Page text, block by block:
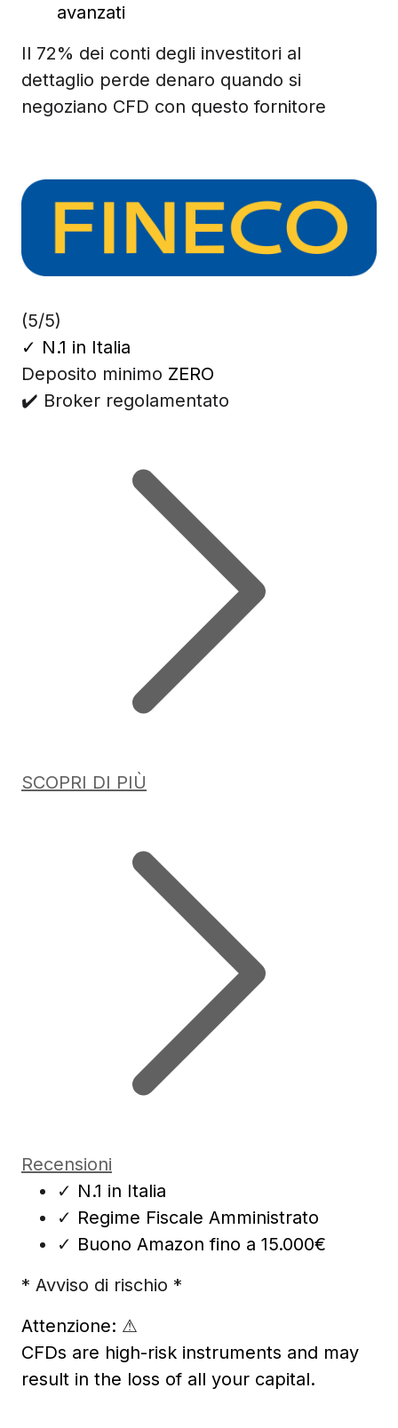
avanzati
Il 72% dei conti degli investitori al
dettaglio perde denaro quando si
negoziano CFD con questo fornitore
(5/5)
✓ N.1 in Italia
Deposito minimo ZERO
✔️ Broker regolamentato
SCOPRI DI PIÙ
Recensioni
✓ N.1 in Italia
✓ Regime Fiscale Amministrato
✓ Buono Amazon fino a 15.000€
* Avviso di rischio *
Attenzione: ⚠
CFDs are high-risk instruments and may
result in the loss of all your capital.